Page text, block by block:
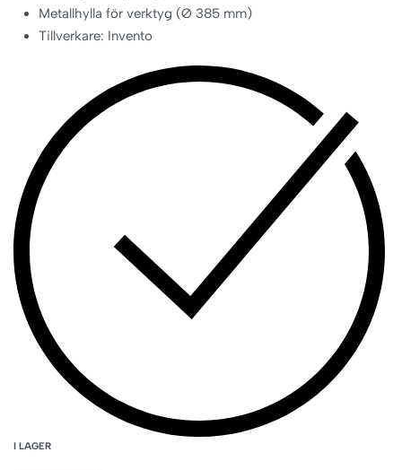
Metallhylla för verktyg (Ø 385 mm)
Tillverkare: Invento
I LAGER